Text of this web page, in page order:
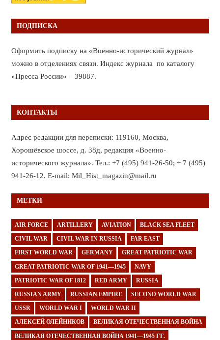
ПОДПИСКА
Оформить подписку на «Военно-исторический журнал»
можно в отделениях связи. Индекс журнала по каталогу
«Пресса России» – 39887.
КОНТАКТЫ
Адрес редакции для переписки: 119160, Москва,
Хорошёвское шоссе, д. 38д, редакция «Военно-
исторического журнала». Тел.: +7 (495) 941-26-50; + 7 (495)
941-26-12. E-mail: Mil_Hist_magazin@mail.ru
МЕТКИ
AIR FORCE ARTILLERY AVIATION BLACK SEA FLEET
CIVIL WAR CIVIL WAR IN RUSSIA FAR EAST
FIRST WORLD WAR GERMANY GREAT PATRIOTIC WAR
GREAT PATRIOTIC WAR OF 1941—1945 NAVY
PATRIOTIC WAR OF 1812 RED ARMY RUSSIA
RUSSIAN ARMY RUSSIAN EMPIRE SECOND WORLD WAR
USSR WORLD WAR I WORLD WAR II
АЛЕКСЕЙ ОЛЕЙНИКОВ ВЕЛИКАЯ ОТЕЧЕСТВЕННАЯ ВОЙНА
ВЕЛИКАЯ ОТЕЧЕСТВЕННАЯ ВОЙНА 1941—1945 ГГ.